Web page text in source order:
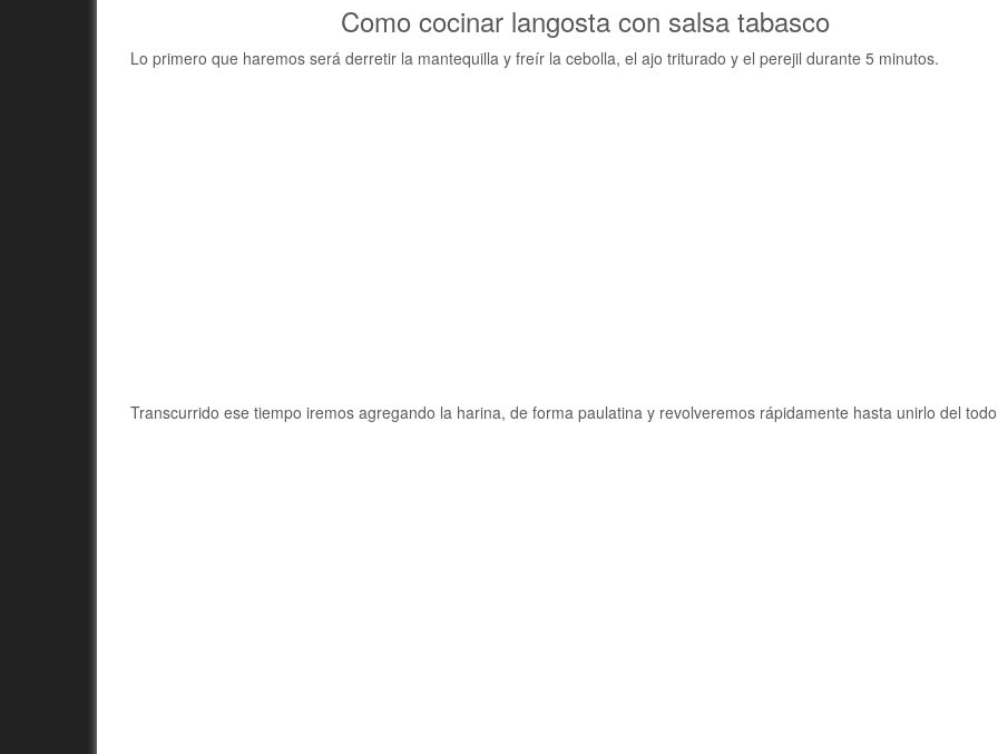
Como cocinar langosta con salsa tabasco
Lo primero que haremos será derretir la mantequilla y freír la cebolla, el ajo triturado y el perejil durante 5 minutos.
Transcurrido ese tiempo iremos agregando la harina, de forma paulatina y revolveremos rápidamente hasta unirlo del